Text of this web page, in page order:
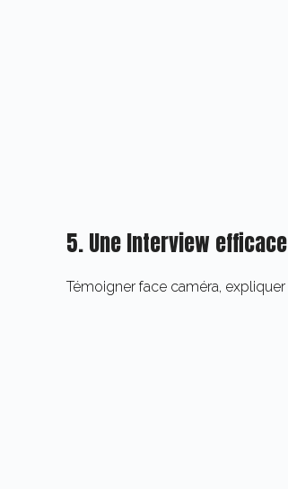
5. Une Interview efficace
Témoigner face caméra,